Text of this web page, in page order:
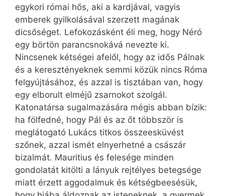
egykori római hős, aki a kardjával, vagyis
emberek gyilkolásával szerzett magának
dicsőséget. Lefokozásként éli meg, hogy Néró
egy börtön parancsnokává nevezte ki.
Nincsenek kétségei afelől, hogy az idős Pálnak
és a keresztényeknek semmi közük nincs Róma
felgyújtásához, és azzal is tisztában van, hogy
egy elborult elméjű zsarnokot szolgál.
Katonatársa sugalmazására mégis abban bízik:
ha fölfedné, hogy Pál és az őt többször is
meglátogató Lukács titkos összeesküvést
szőnek, azzal ismét elnyerhetné a császár
bizalmát. Mauritius és felesége minden
gondolatát kitölti a lányuk rejtélyes betegsége
miatt érzett aggodalmuk és kétségbeesésük,